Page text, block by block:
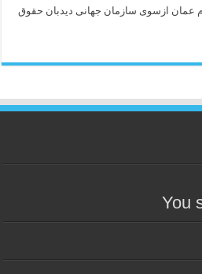
عمان ازسوی سازمان جهانی دیدبان حقوق
You